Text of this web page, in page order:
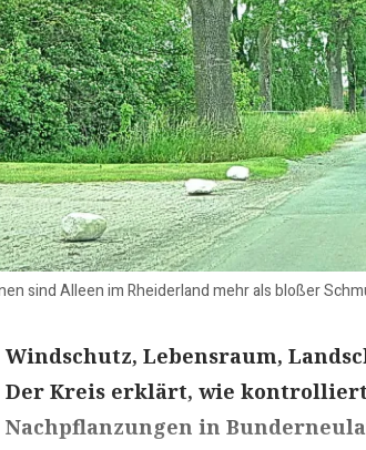
sind Alleen im Rheiderland mehr als bloßer
Windschutz, Lebensraum,
Der Kreis erklärt, wie
Nachpflanzungen in